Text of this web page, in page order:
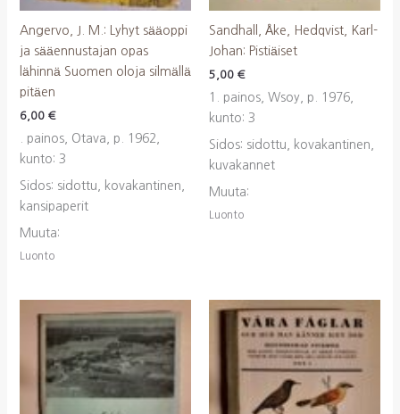
Angervo, J. M.: Lyhyt sääoppi
ja sääennustajan opas
lähinnä Suomen oloja silmällä
pitäen
6,00 €
. painos, Otava, p. 1962,
kunto: 3
Sidos: sidottu, kovakantinen,
kansipaperit
Muuta:
Luonto
Sandhall, Åke, Hedqvist, Karl-
Johan: Pistiäiset
5,00 €
1. painos, Wsoy, p. 1976,
kunto: 3
Sidos: sidottu, kovakantinen,
kuvakannet
Muuta:
Luonto